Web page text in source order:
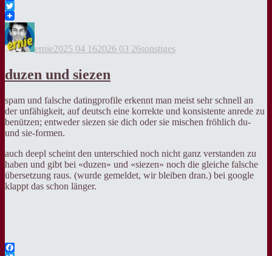
Facebook
Twitter
ernie2025 04 162026 03 26sonstiges
duzen und siezen
spam und falsche datingprofile erkennt man meist sehr schnell an
der unfähigkeit, auf deutsch eine korrekte und konsistente anrede zu
benützen; entweder siezen sie dich oder sie mischen fröhlich du-
und sie-formen.
auch deepl scheint den unterschied noch nicht ganz verstanden zu
haben und gibt bei «duzen» und «siezen» noch die gleiche falsche
übersetzung raus. (wurde gemeldet, wir bleiben dran.) bei google
klappt das schon länger.